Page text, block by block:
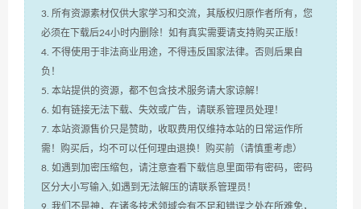
3. 所有资源素材仅供大家学习和交流，其版权归原作者所有，您
必须在下载后24小时内删除！如有真实需要请支持购买正版！
4. 不得使用于非法商业用途，不得违反国家法律。否则后果自
负！
5. 本站提供的资源，都不包含技术服务请大家谅解！
6. 如有链接无法下载、失效或广告，请联系管理员处理！
7. 本站资源售价只是赞助，收取费用仅维持本站的日常运作所
需！购买后，均不可以任何理由退换！购买前（请慎重考虑）
8. 如遇到加密压缩包，请注意查看下载信息里面带有密码，密码
区分大小写输入,如遇到无法解压的请联系管理员！
9. 我们不是神，在诸多技术领域会有不足和错误之处在所难免，